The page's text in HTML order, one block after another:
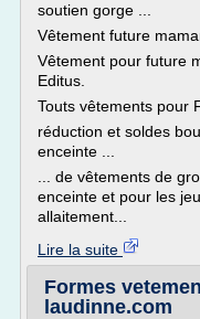
soutien gorge ...
Vêtement future
Vêtement pour future
Editus.
Touts vêtements pour
réduction et soldes
enceinte ...
... de vêtements de
enceinte et pour les
allaitement...
Lire la suite
Formes
laudinne.com